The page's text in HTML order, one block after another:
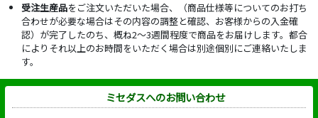
受注生産品をご注文いただいた場合、（商品仕様等についてのお打ち
合わせが必要な場合はその内容の調整と確認、お客様からの入金確
認）が完了したのち、概ね2～3週間程度で商品をお届けします。都合
によりそれ以上のお時間をいただく場合は別途個別にご連絡いたしま
す。
ミセダスへのお問い合わせ